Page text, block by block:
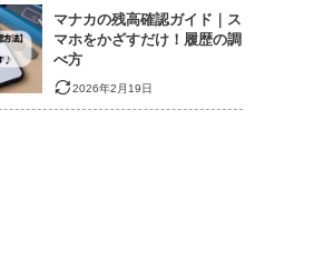
マナカの残高確認ガイド｜ス
マホをかざすだけ！履歴の調
べ方
2026年2月19日